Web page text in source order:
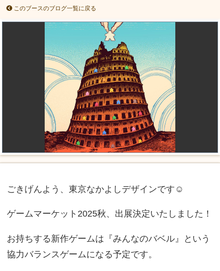
このブースのブログ一覧に戻る
ごきげんよう、東京なかよしデザインです☺
ゲームマーケット2025秋、出展決定いたしました！
お持ちする新作ゲームは『みんなのバベル』という
協力バランスゲームになる予定です。